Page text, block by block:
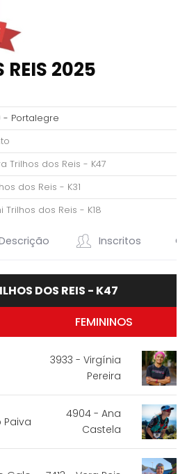
REIS 2025
- Portalegre
Trilhos dos Reis - K47
dos Reis - K31
Trilhos dos Reis - K18
Inscritos
DOS REIS - K47
Paiva
FEMININOS
3933 - Virgínia
Pereira
4904 - Ana
Castela